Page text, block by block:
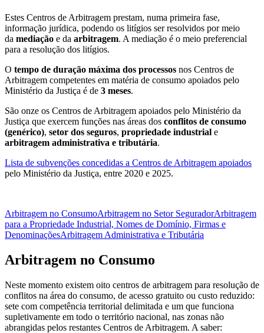
Estes Centros de Arbitragem prestam, numa primeira fase,
informação jurídica, podendo os litígios ser resolvidos por meio
da mediação e da arbitragem. A mediação é o meio preferencial
para a resolução dos litígios.
O tempo de duração máxima dos processos nos Centros de
Arbitragem competentes em matéria de consumo apoiados pelo
Ministério da Justiça é de 3 meses.
São onze os Centros de Arbitragem apoiados pelo Ministério da
Justiça que exercem funções nas áreas dos conflitos de consumo
(genérico), setor dos seguros, propriedade industrial e
arbitragem administrativa e tributária.
Lista de subvenções concedidas a Centros de Arbitragem apoiados
pelo Ministério da Justiça, entre 2020 e 2025.
Arbitragem no ConsumoArbitragem no Setor SeguradorArbitragem
para a Propriedade Industrial, Nomes de Domínio, Firmas e
DenominaçõesArbitragem Administrativa e Tributária
Arbitragem no Consumo
Neste momento existem oito centros de arbitragem para resolução de
conflitos na área do consumo, de acesso gratuito ou custo reduzido:
sete com competência territorial delimitada e um que funciona
supletivamente em todo o território nacional, nas zonas não
abrangidas pelos restantes Centros de Arbitragem. A saber: